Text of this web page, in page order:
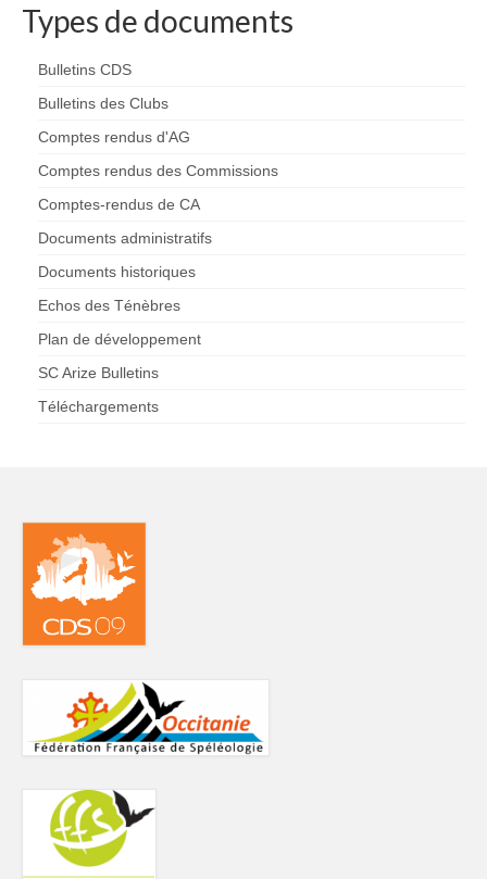
La commission Canyons
La commission WEB
La commission scientifique / environnement
Partenaires privilégiés
Pratiquer
Préparer sa sortie Spéléo
Charte déontologique du spéléologue
Les Clubs
SSAPO
Les Rynolfes
GSC
SCAr
Topos
Topos
Types de documents
Bulletins CDS
Bulletins des Clubs
Comptes rendus d'AG
Comptes rendus des Commissions
Comptes-rendus de CA
Documents administratifs
Documents historiques
Echos des Ténèbres
Plan de développement
SC Arize Bulletins
Téléchargements